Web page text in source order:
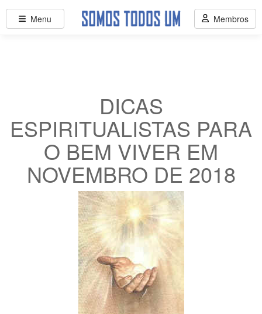
DICAS
ESPIRITUALISTAS PARA
O BEM VIVER EM
NOVEMBRO DE 2018
Menu Membros